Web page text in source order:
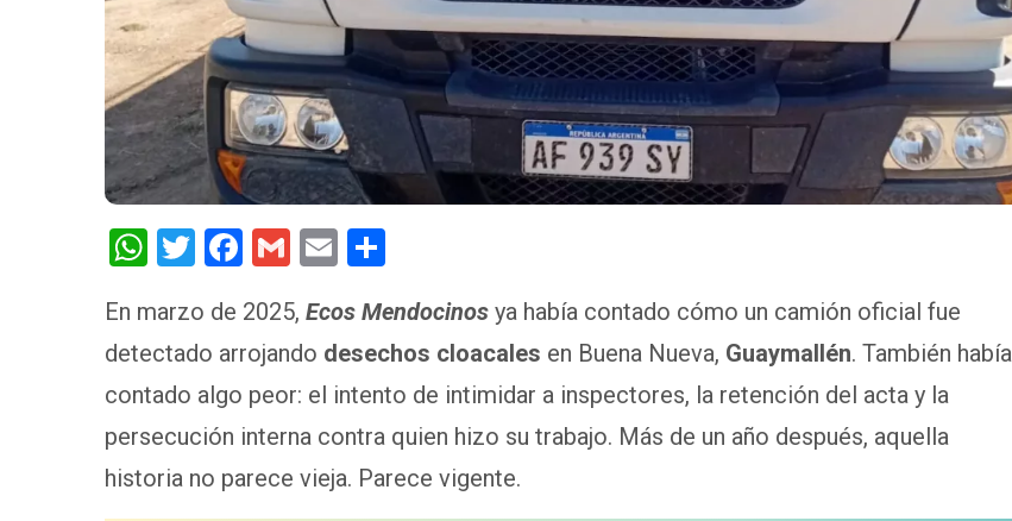
W
at
s
A
p
p
T
tt
er
F
ce
b
o
o
k
G
ail
E
ail ar
e
En marzo de 2025, Ecos Mendocinos ya había contado cómo un camión oficial fue
detectado arrojando desechos cloacales en Buena Nueva, Guaymallén. También había
contado algo peor: el intento de intimidar a inspectores, la retención del acta y la
persecución interna contra quien hizo su trabajo. Más de un año después, aquella
historia no parece vieja. Parece vigente.